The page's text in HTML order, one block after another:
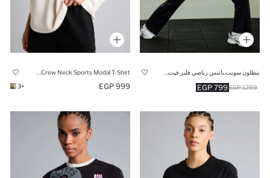
799 EGP 1299 EGP
999 EGP
+3